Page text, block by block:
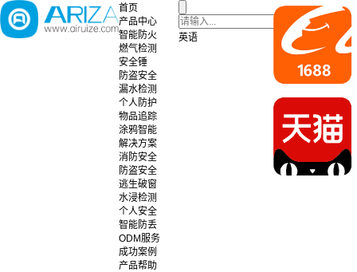
首页
产品中心
智能防火
燃气检测
安全锤
防盗安全
漏水检测
个人防护
物品追踪
涂鸦智能
解决方案
消防安全
防盗安全
逃生破窗
水浸检测
个人安全
智能防丢
ODM服务
成功案例
产品帮助
英语